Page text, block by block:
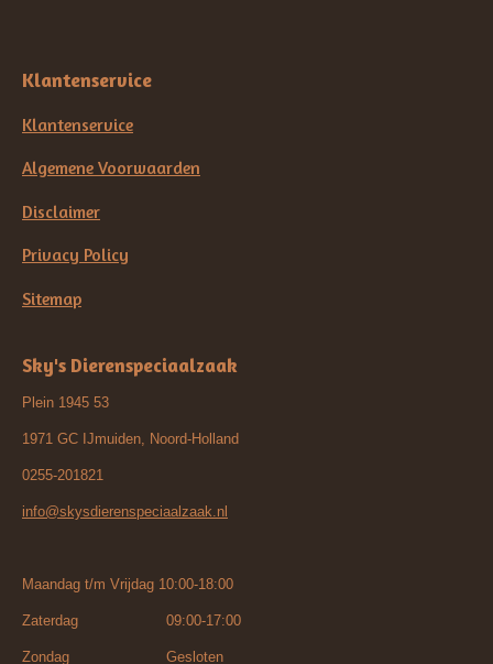
Klantenservice
Klantenservice
Algemene Voorwaarden
Disclaimer
Privacy Policy
Sitemap
Sky's Dierenspeciaalzaak
Plein 1945 53
1971 GC IJmuiden, Noord-Holland
0255-201821
info@skysdierenspeciaalzaak.nl
Maandag t/m Vrijdag 10:00-18:00
Zaterdag 09:00-17:00
Zondag Gesloten